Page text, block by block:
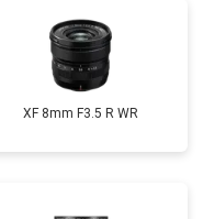
XF 8mm F3.5 R WR